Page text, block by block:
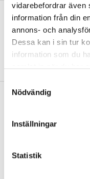
vidarebefordrar även
information från din
annons- och
Dessa kan i sin tur
information som du
samlat in när du har
S
Nödvändig
Inställningar
Statistik
Så skapar
utepedagogik
FOKUS”Det är viktigt att
cykeln”
Debatt:
DEBATTEn trygg
beslut med sakliga